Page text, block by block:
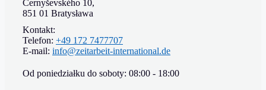
Černyševského 10,
851 01 Bratysława
Kontakt:
Telefon: +49 172 7477707
E-mail: info@zeitarbeit-international.de
Od poniedziałku do soboty: 08:00 - 18:00